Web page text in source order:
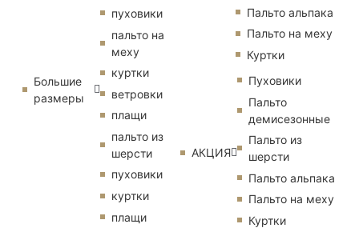
Большие
размеры
пуховики
пальто на
меху
куртки
ветровки
плащи
пальто из
шерсти
пуховики
куртки
плащи
Пальто альпака
Пальто на меху
Куртки
АКЦИЯ
Пуховики
Пальто
демисезонные
Пальто из
шерсти
Пальто альпака
Пальто на меху
Куртки